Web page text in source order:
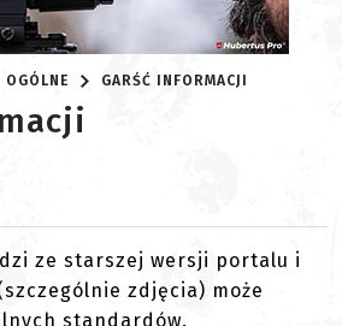
OGÓLNE GARŚĆ INFORMACJI
ze starszej wersji portalu i
zdjęcia) może
standardów.